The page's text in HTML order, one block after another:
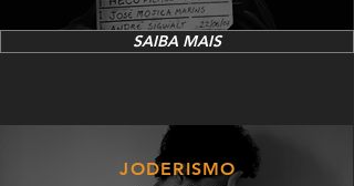
SAIBA MAIS
JODERISMO